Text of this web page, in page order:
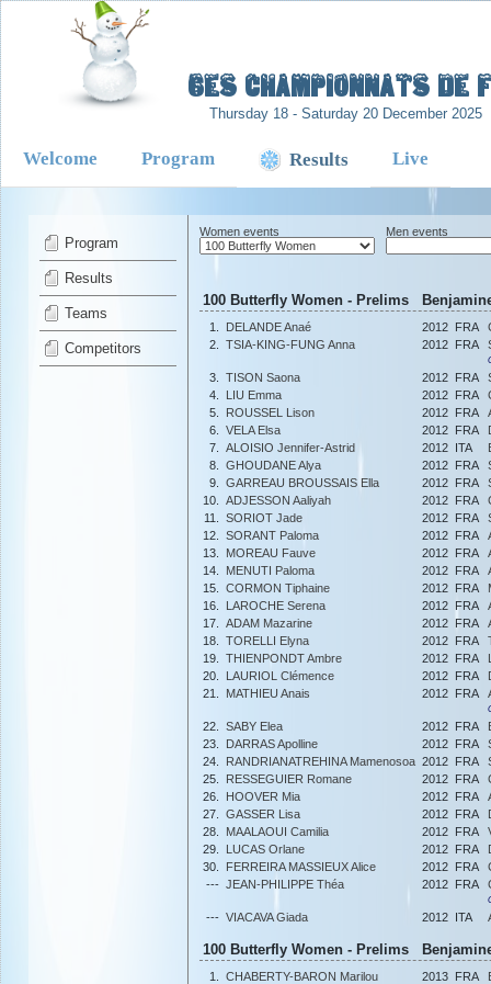
6es Championnats de
Thursday 18 - Saturday 20 December 2025
Welcome Program Results Live
Program
Results
Teams
Competitors
Women events Men events
100 Butterfly Women - Prelims
1. DELANDE Anaé 2012 FRA
2.
TSIA-KING-FUNG Anna 2012 FRA
3. TISON Saona 2012 FRA
4.
LIU Emma 2012 FRA
5.
ROUSSEL Lison 2012 FRA
6.
VELA Elsa 2012 FRA
7.
ALOISIO Jennifer-Astrid 2012 ITA
8.
GHOUDANE Alya 2012 FRA
9.
GARREAU BROUSSAIS Ella 2012 FRA
10.
ADJESSON Aaliyah 2012 FRA
11.
SORIOT Jade 2012 FRA
12.
SORANT Paloma 2012 FRA
13.
MOREAU Fauve 2012 FRA
14.
MENUTI Paloma 2012 FRA
15.
CORMON Tiphaine 2012 FRA
16.
LAROCHE Serena 2012 FRA
17.
ADAM Mazarine 2012 FRA
18.
TORELLI Elyna 2012 FRA
19.
THIENPONDT Ambre 2012 FRA
20.
LAURIOL Clémence 2012 FRA
21.
MATHIEU Anais 2012 FRA
22. SABY Elea 2012 FRA
23.
DARRAS Apolline 2012 FRA
24.
RANDRIANATREHINA Mamenosoa 2012 FRA
25.
RESSEGUIER Romane 2012 FRA
26.
HOOVER Mia 2012 FRA
27.
GASSER Lisa 2012 FRA
28.
MAALAOUI Camilia 2012 FRA
29.
LUCAS Orlane 2012 FRA
30.
FERREIRA MASSIEUX Alice 2012 FRA
--- JEAN-PHILIPPE Théa 2012 FRA
--- VIACAVA Giada 2012 ITA
100 Butterfly Women - Prelims
1. CHABERTY-BARON Marilou 2013 FRA